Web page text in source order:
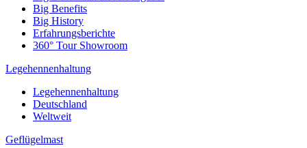
Big Benefits
Big History
Erfahrungsberichte
360° Tour Showroom
Legehennenhaltung
Legehennenhaltung
Deutschland
Weltweit
Geflügelmast